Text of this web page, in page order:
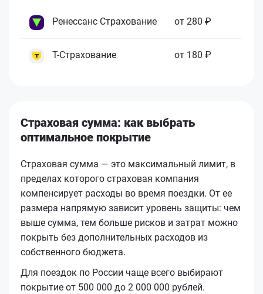
Ренессанс Страхование от 280 ₽
Т-Страхование от 180 ₽
Страховая сумма: как выбрать
оптимальное покрытие
Страховая сумма — это максимальный лимит, в
пределах которого страховая компания
компенсирует расходы во время поездки. От ее
размера напрямую зависит уровень защиты: чем
выше сумма, тем больше рисков и затрат можно
покрыть без дополнительных расходов из
собственного бюджета.
Для поездок по России чаще всего выбирают
покрытие от 500 000 до 2 000 000 рублей.